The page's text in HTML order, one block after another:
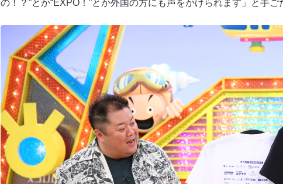
の！？”とか“EXPO！”とか外国の方にも声をかけられます」と手ご